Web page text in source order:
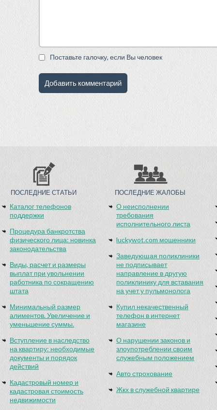
Поставьте галочку, если Вы человек
ПОСЛЕДНИЕ СТАТЬИ
Каталог телефонов
поддержки
Процедура банкротства
физического лица: новинка
законодательства
Виды, расчет и размеры
выплат при увольнении
работника по сокращению
штата
Минимальный размер
алиментов. Увеличение и
уменьшение суммы.
Вступление в наследство
на квартиру: необходимые
документы и порядок
действий
Кадастровый номер и
кадастровая стоимость
недвижимости
ПОСЛЕДНИЕ ЖАЛОБЫ
О неисполнении
требования
исполнительного листа
luckywot.com мошенники
Заведующая поликлиники
не подписывает
направление в другую
поликлинику для вставания
на учет у пульмонолога
Купил некачественный
телефон в интернет
магазине
О нарушении законов и
злоупотреблении своим
служебным положением
Авто строхование
Жкх в служебной квартире